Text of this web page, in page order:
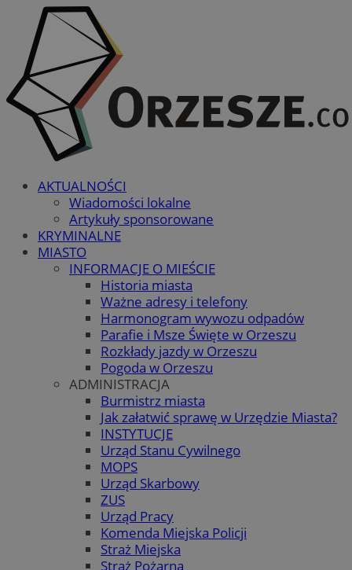
AKTUALNOŚCI
Wiadomości lokalne
Artykuły sponsorowane
KRYMINALNE
MIASTO
INFORMACJE O MIEŚCIE
Historia miasta
Ważne adresy i telefony
Harmonogram wywozu odpadów
Parafie i Msze Święte w Orzeszu
Rozkłady jazdy w Orzeszu
Pogoda w Orzeszu
ADMINISTRACJA
Burmistrz miasta
Jak załatwić sprawę w Urzędzie Miasta?
INSTYTUCJE
Urząd Stanu Cywilnego
MOPS
Urząd Skarbowy
ZUS
Urząd Pracy
Komenda Miejska Policji
Straż Miejska
Straż Pożarna